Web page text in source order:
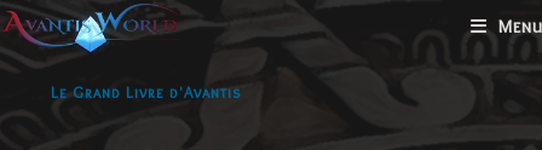
Menu
Le Grand Livre d'Avantis